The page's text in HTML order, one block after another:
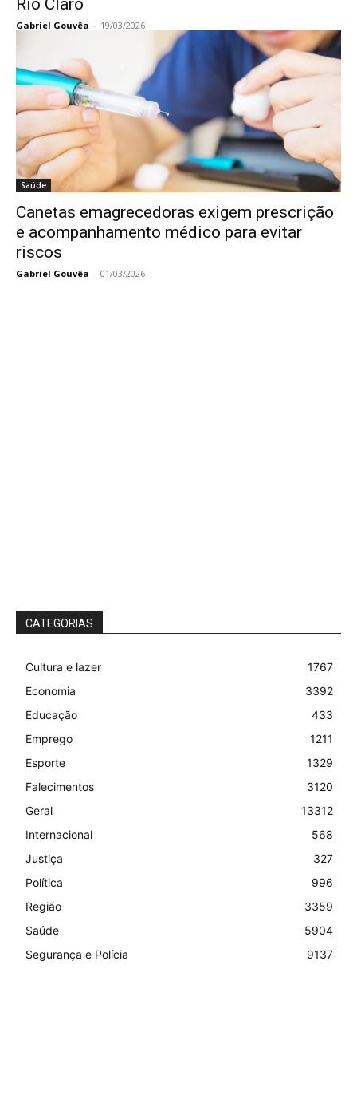
Rio Claro
Gabriel Gouvêa - 19/03/2026
Saúde
Canetas emagrecedoras exigem prescrição
e acompanhamento médico para evitar
riscos
Gabriel Gouvêa - 01/03/2026
CATEGORIAS
Cultura e lazer
1767
Economia
3392
Educação
433
Emprego
1211
Esporte
1329
Falecimentos
3120
Geral
13312
Internacional
568
Justiça
327
Política
996
Região
3359
Saúde
5904
Segurança e Polícia
9137